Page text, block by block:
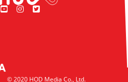
© 2020 HOD Media Co., Ltd.